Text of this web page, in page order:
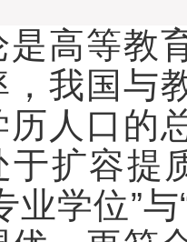
是高等教
，我国与
历人口的
扩容提
业学位”